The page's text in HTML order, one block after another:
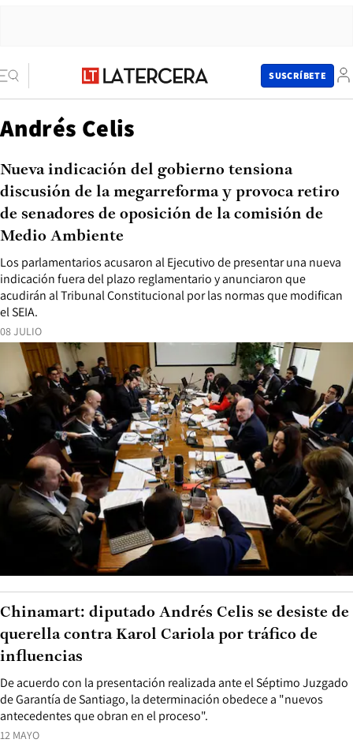
SUSCRÍBETE
Andrés Celis
08 JULIO
Los parlamentarios acusaron al Ejecutivo de presentar una nueva
indicación fuera del plazo reglamentario y anunciaron que
acudirán al Tribunal Constitucional por las normas que modifican
el SEIA.
Nueva indicación del gobierno tensiona
discusión de la megarreforma y provoca retiro
de senadores de oposición de la comisión de
Medio Ambiente
12 MAYO
De acuerdo con la presentación realizada ante el Séptimo Juzgado
de Garantía de Santiago, la determinación obedece a "nuevos
antecedentes que obran en el proceso".
Chinamart: diputado Andrés Celis se desiste de
querella contra Karol Cariola por tráfico de
influencias